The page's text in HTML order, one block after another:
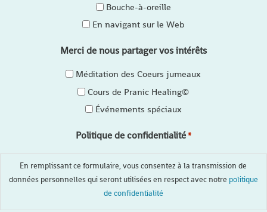
Bouche-à-oreille
En navigant sur le Web
Merci de nous partager vos intérêts
Méditation des Coeurs jumeaux
Cours de Pranic Healing©
Événements spéciaux
Politique de confidentialité*
En remplissant ce formulaire, vous consentez à la transmission de
données personnelles qui seront utilisées en respect avec notre politique
de confidentialité